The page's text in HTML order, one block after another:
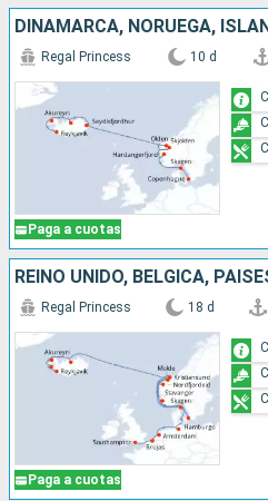
DINAMARCA, NORUEGA,
Paga a cuotas
Regal Princess 10 d
Paga a cuotas
Regal Princess 18 d